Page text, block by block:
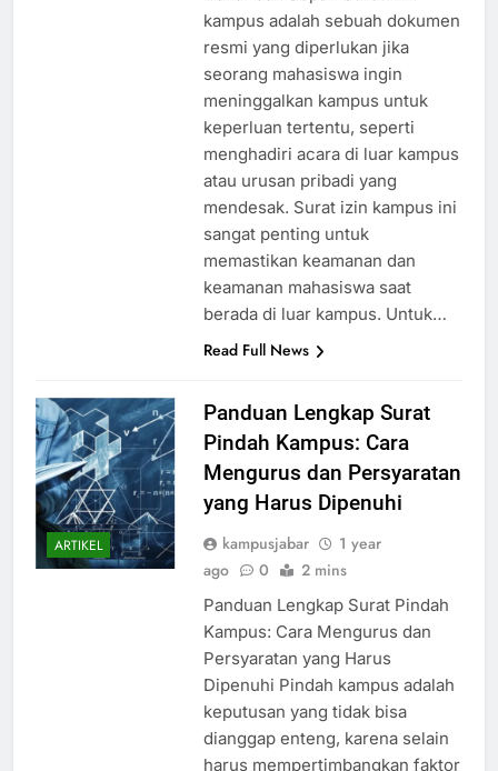
Benar dan Sopan Surat izin
kampus adalah sebuah dokumen
resmi yang diperlukan jika
seorang mahasiswa ingin
meninggalkan kampus untuk
keperluan tertentu, seperti
menghadiri acara di luar kampus
atau urusan pribadi yang
mendesak. Surat izin kampus ini
sangat penting untuk
memastikan keamanan dan
keamanan mahasiswa saat
ARTIKEL
Panduan Lengkap Surat
Pindah Kampus: Cara
Mengurus dan Persyaratan
yang Harus Dipenuhi
kampusjabar
1 year
Panduan Lengkap Surat Pindah
Kampus: Cara Mengurus dan
Persyaratan yang Harus
Dipenuhi Pindah kampus adalah
keputusan yang tidak bisa
dianggap enteng, karena selain